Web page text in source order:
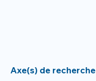
Axe(s) de